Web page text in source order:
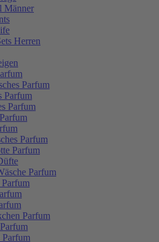
Männer
Herren
Parfum
Parfum
Parfum
Parfum
Parfum
Parfum
Parfum
Parfum